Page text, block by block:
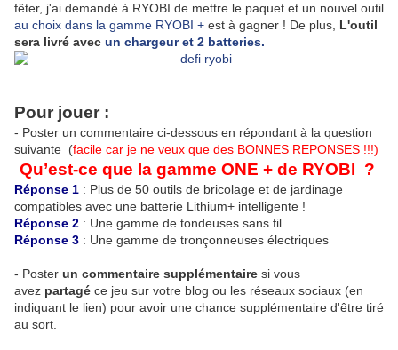
fêter, j'ai demandé à RYOBI de mettre le paquet et un nouvel outil
au choix dans la gamme RYOBI + est à gagner ! De plus, L'outil
sera livré avec un chargeur et 2 batteries.
Pour jouer :
- Poster un commentaire ci-dessous en répondant à la question
suivante (facile car je ne veux que des BONNES REPONSES !!!)
Qu’est-ce que la gamme ONE + de RYOBI ?
Réponse 1 : Plus de 50 outils de bricolage et de jardinage
compatibles avec une batterie Lithium+ intelligente !
Réponse 2 : Une gamme de tondeuses sans fil
Réponse 3 : Une gamme de tronçonneuses électriques
- Poster un commentaire supplémentaire si vous
avez partagé ce jeu sur votre blog ou les réseaux sociaux (en
indiquant le lien) pour avoir une chance supplémentaire d'être tiré
au sort.